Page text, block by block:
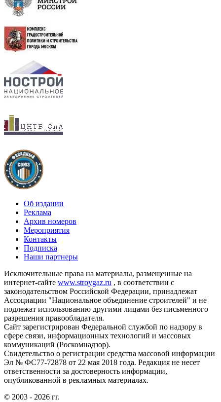
Об издании
Реклама
Архив номеров
Мероприятия
Контакты
Подписка
Наши партнеры
Исключительные права на материалы, размещенные на
интернет-сайте www.stroygaz.ru , в соответствии с
законодательством Российской Федерации, принадлежат
Ассоциации "Национальное объединение строителей" и не
подлежат использованию другими лицами без письменного
разрешения правообладателя.
Сайт зарегистрирован Федеральной службой по надзору в
сфере связи, информационных технологий и массовых
коммуникаций (Роскомнадзор).
Свидетельство о регистрации средства массовой информации
Эл № ФС77-72878 от 22 мая 2018 года. Редакция не несет
ответственности за достоверность информации,
опубликованной в рекламных материалах.
© 2003 - 2026 гг.